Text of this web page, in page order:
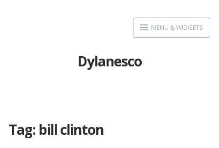
MENU & WIDGETS
Dylanesco
Tag: bill clinton